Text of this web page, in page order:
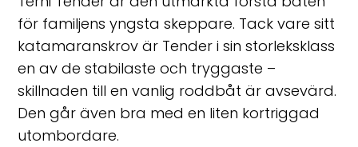
för familjens yngsta skeppare. Tack vare sitt
katamaranskrov är Tender i sin storleksklass
en av de stabilaste och tryggaste –
skillnaden till en vanlig roddbåt är avsevärd.
Den går även bra med en liten kortriggad
utombordare.